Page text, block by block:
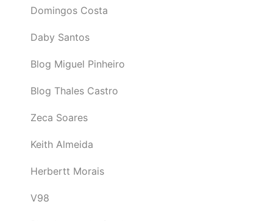
Domingos Costa
Daby Santos
Blog Miguel Pinheiro
Blog Thales Castro
Zeca Soares
Keith Almeida
Herbertt Morais
V98